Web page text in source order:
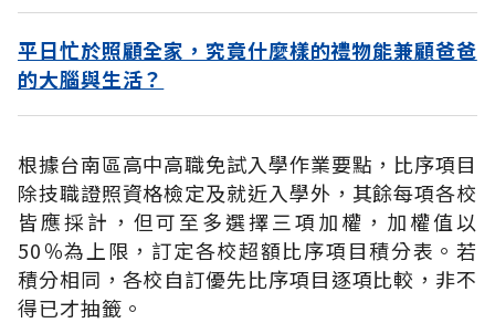
平日忙於照顧全家，究竟什麼樣的禮物能兼顧爸爸
的大腦與生活？
根據台南區高中高職免試入學作業要點，比序項目
除技職證照資格檢定及就近入學外，其餘每項各校
皆應採計，但可至多選擇三項加權，加權值以
50％為上限，訂定各校超額比序項目積分表。若
積分相同，各校自訂優先比序項目逐項比較，非不
得已才抽籤。